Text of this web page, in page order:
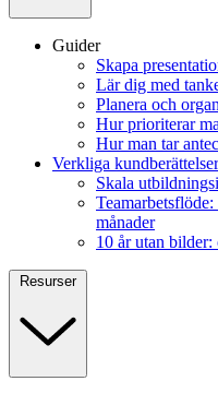
Guider
Skapa
Lär dig med
Planera och
Hur prioriterar
Hur man tar
Verkliga kundberättelser
Skala
månader
10 år utan
Resurser